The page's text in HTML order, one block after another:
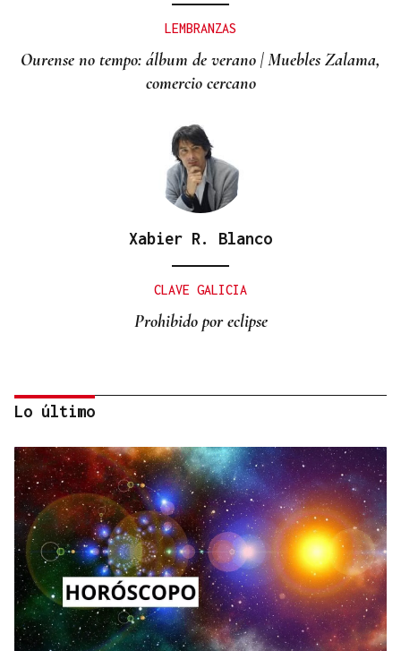
LEMBRANZAS
Ourense no tempo: álbum de verano | Muebles Zalama,
comercio cercano
Xabier R. Blanco
CLAVE GALICIA
Prohibido por eclipse
Lalo Pavón
O AFIADOR
Un día haberá autobuses
Lo último